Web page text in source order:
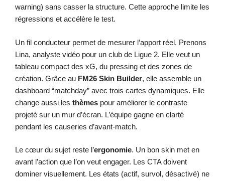
warning) sans casser la structure. Cette approche limite les
régressions et accélère le test.
Un fil conducteur permet de mesurer l’apport réel. Prenons
Lina, analyste vidéo pour un club de Ligue 2. Elle veut un
tableau compact des xG, du pressing et des zones de
création. Grâce au FM26 Skin Builder, elle assemble un
dashboard “matchday” avec trois cartes dynamiques. Elle
change aussi les thèmes pour améliorer le contraste
projeté sur un mur d’écran. L’équipe gagne en clarté
pendant les causeries d’avant-match.
Le cœur du sujet reste l’ergonomie. Un bon skin met en
avant l’action que l’on veut engager. Les CTA doivent
dominer visuellement. Les états (actif, survol, désactivé) ne